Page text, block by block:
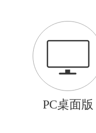
PC桌面版